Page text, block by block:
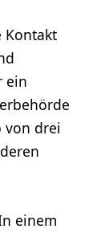
Kontakt
ein
von drei
einem